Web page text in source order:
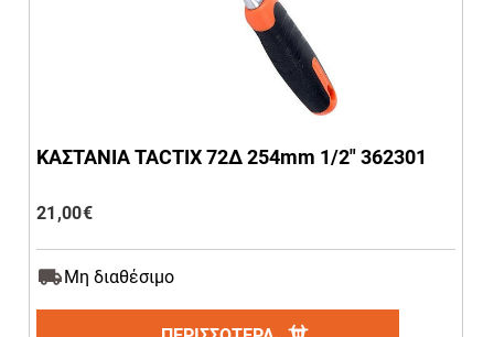
ΚΑΣΤΑΝΙΑ TACTIX 72Δ 254mm 1/2″ 362301
21,00€
Μη διαθέσιμο